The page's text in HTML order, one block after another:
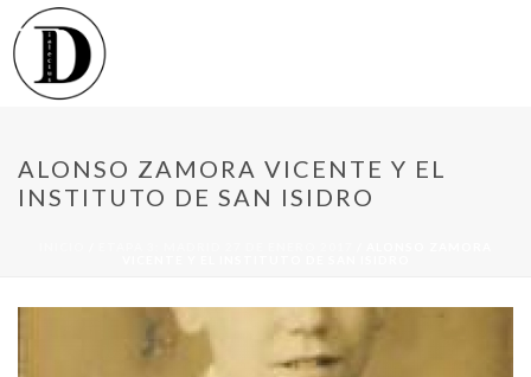
ALONSO ZAMORA VICENTE Y EL
INSTITUTO DE SAN ISIDRO